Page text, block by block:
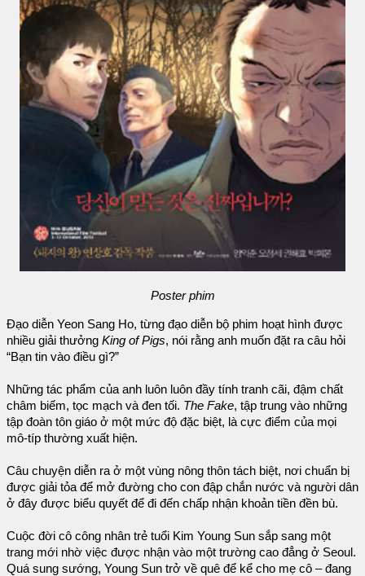
Poster phim
Đạo diễn Yeon Sang Ho, từng đạo diễn bộ phim hoạt hình được
nhiều giải thưởng King of Pigs, nói rằng anh muốn đặt ra câu hỏi
“Bạn tin vào điều gì?”
Những tác phẩm của anh luôn luôn đầy tính tranh cãi, đậm chất
châm biếm, tọc mạch và đen tối. The Fake, tập trung vào những
tập đoàn tôn giáo ở một mức độ đặc biệt, là cực điểm của mọi
mô-típ thường xuất hiện.
Câu chuyện diễn ra ở một vùng nông thôn tách biệt, nơi chuẩn bị
được giải tỏa để mở đường cho con đập chắn nước và người dân
ở đây được biểu quyết để đi đến chấp nhận khoản tiền đền bù.
Cuộc đời cô công nhân trẻ tuổi Kim Young Sun sắp sang một
trang mới nhờ việc được nhận vào một trường cao đẳng ở Seoul.
Quá sung sướng, Young Sun trở về quê để kể cho mẹ cô – đang